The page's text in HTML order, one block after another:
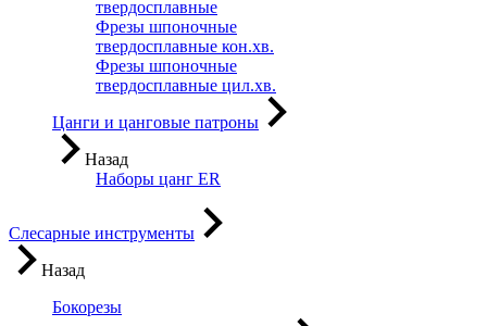
твердосплавные
Фрезы шпоночные
твердосплавные кон.хв.
Фрезы шпоночные
твердосплавные цил.хв.
Цанги и цанговые патроны
Назад
Наборы цанг ER
Слесарные инструменты
Назад
Бокорезы